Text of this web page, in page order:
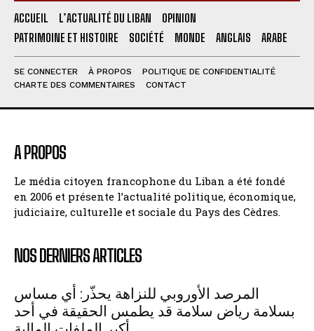
ACCUEIL L’ACTUALITÉ DU LIBAN
OPINION
PATRIMOINE ET HISTOIRE
SOCIÉTÉ MONDE ANGLAIS ARABE
SE CONNECTER À PROPOS
POLITIQUE DE CONFIDENTIALITÉ
CHARTE DES COMMENTAIRES
CONTACT
A PROPOS
Le média citoyen francophone du Liban a été fondé
en 2006 et présente l’actualité politique, économique,
judiciaire, culturelle et sociale du Pays des Cèdres.
NOS DERNIERS ARTICLES
المرصد الأوروبي للنزاهة يحذّر: أي مساس
بسلامة رياض سلامة قد يطمس الحقيقة في أحد